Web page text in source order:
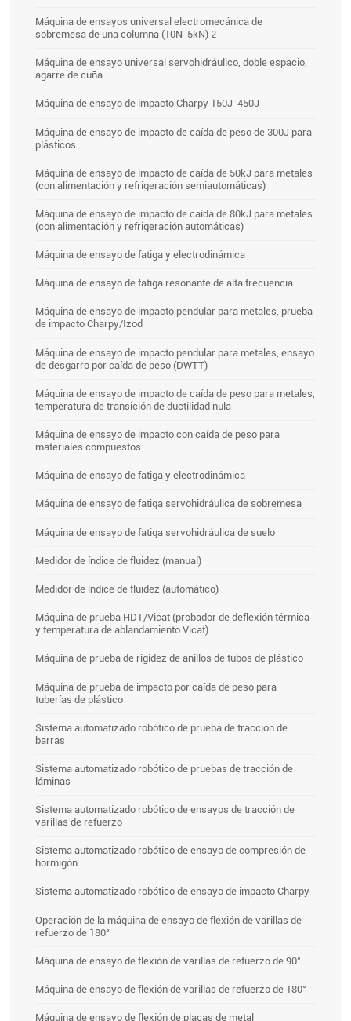
Máquina de ensayos universal electromecánica de
sobremesa de una columna (10N-5kN) 2
Máquina de ensayo universal servohidráulico, doble espacio,
agarre de cuña
Máquina de ensayo de impacto Charpy 150J-450J
Máquina de ensayo de impacto de caída de peso de 300J para
plásticos
Máquina de ensayo de impacto de caída de 50kJ para metales
(con alimentación y refrigeración semiautomáticas)
Máquina de ensayo de impacto de caída de 80kJ para metales
(con alimentación y refrigeración automáticas)
Máquina de ensayo de fatiga y electrodinámica
Máquina de ensayo de fatiga resonante de alta frecuencia
Máquina de ensayo de impacto pendular para metales, prueba
de impacto Charpy/Izod
Máquina de ensayo de impacto pendular para metales, ensayo
de desgarro por caída de peso (DWTT)
Máquina de ensayo de impacto de caída de peso para metales,
temperatura de transición de ductilidad nula
Máquina de ensayo de impacto con caída de peso para
materiales compuestos
Máquina de ensayo de fatiga y electrodinámica
Máquina de ensayo de fatiga servohidráulica de sobremesa
Máquina de ensayo de fatiga servohidráulica de suelo
Medidor de índice de fluidez (manual)
Medidor de índice de fluidez (automático)
Máquina de prueba HDT/Vicat (probador de deflexión térmica
y temperatura de ablandamiento Vicat)
Máquina de prueba de rigidez de anillos de tubos de plástico
Máquina de prueba de impacto por caída de peso para
tuberías de plástico
Sistema automatizado robótico de prueba de tracción de
barras
Sistema automatizado robótico de pruebas de tracción de
láminas
Sistema automatizado robótico de ensayos de tracción de
varillas de refuerzo
Sistema automatizado robótico de ensayo de compresión de
hormigón
Sistema automatizado robótico de ensayo de impacto Charpy
Operación de la máquina de ensayo de flexión de varillas de
refuerzo de 180°
Máquina de ensayo de flexión de varillas de refuerzo de 90°
Máquina de ensayo de flexión de varillas de refuerzo de 180°
Máquina de ensayo de flexión de placas de metal